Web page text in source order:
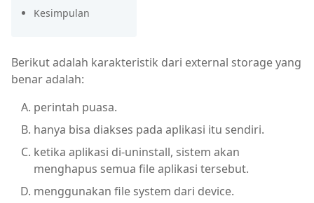
Kesimpulan
Berikut adalah karakteristik dari external storage yang
benar adalah:
perintah puasa.
hanya bisa diakses pada aplikasi itu sendiri.
ketika aplikasi di-uninstall, sistem akan
menghapus semua file aplikasi tersebut.
menggunakan file system dari device.